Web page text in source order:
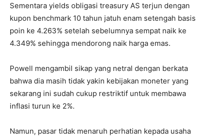
Sementara yields obligasi treasury AS terjun dengan
kupon benchmark 10 tahun jatuh enam setengah basis
poin ke 4.263% setelah sebelumnya sempat naik ke
4.349% sehingga mendorong naik harga emas.
Powell mengambil sikap yang netral dengan berkata
bahwa dia masih tidak yakin kebijakan moneter yang
sekarang ini sudah cukup restriktif untuk membawa
inflasi turun ke 2%.
Namun, pasar tidak menaruh perhatian kepada usaha